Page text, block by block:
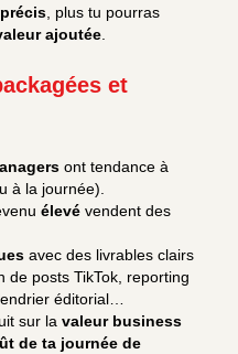
, plus tu pourras
ajoutée
et
ont tendance à
à la journée).
élevé vendent des
avec des livrables clairs
de posts TikTok, reporting
éditorial…
sur la valeur business
de ta journée de